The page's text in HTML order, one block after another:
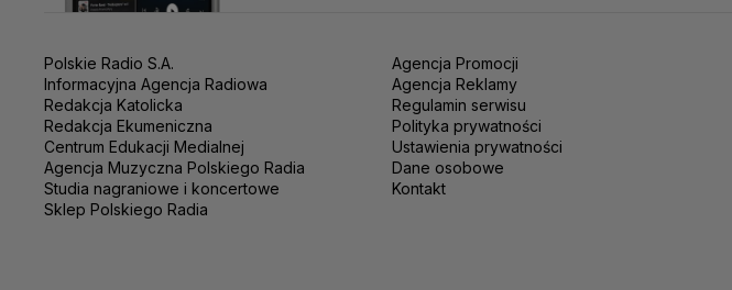
Polskie Radio S.A.
Informacyjna Agencja Radiowa
Redakcja Katolicka
Redakcja Ekumeniczna
Centrum Edukacji Medialnej
Agencja Muzyczna Polskiego Radia
Studia nagraniowe i koncertowe
Sklep Polskiego Radia
Agencja Promocji
Agencja Reklamy
Regulamin serwisu
Polityka prywatności
Ustawienia prywatności
Dane osobowe
Kontakt